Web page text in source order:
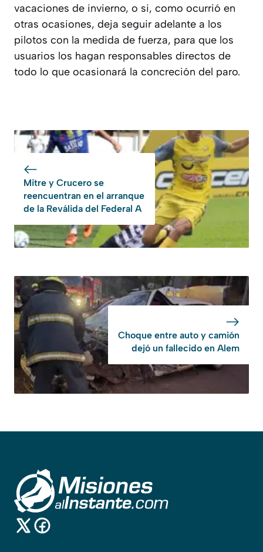
vacaciones de invierno, o si, como ocurrió en
otras ocasiones, deja seguir adelante a los
pilotos con la medida de fuerza, para que los
usuarios los hagan responsables directos de
todo lo que ocasionará la concreción del paro.
Mitre y Crucero se
reencuentran en el arranque
de la Reválida del Federal A
Choque entre auto y camión
dejó un fallecido en Alem